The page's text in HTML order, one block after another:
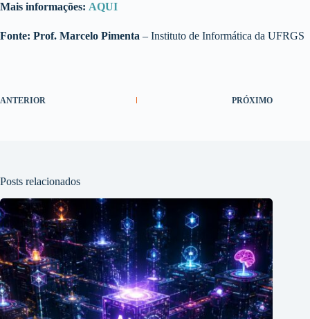
Mais informações: AQUI
Fonte: Prof. Marcelo Pimenta – Instituto de Informática da UFRGS
ANTERIOR PRÓXIMO
Posts relacionados